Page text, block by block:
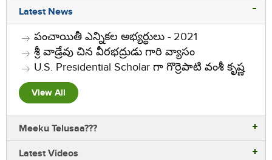
Latest News
పంచాయితీ ఎన్నికల అభ్యర్ధులు - 2021
శ్రీ వాడ్రేవు చిన వీరభద్రుడు గారి వ్యాసం
U.S. Presidential Scholar గా గొర్రెపాటి వంశీ కృష్ణ
View All
Meeku Telusaa???
Latest Videos